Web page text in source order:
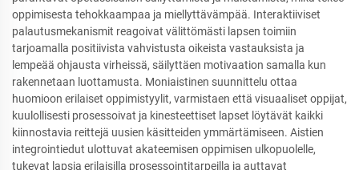
oppimisesta tehokkaampaa ja miellyttävämpää. Interaktiiviset
palautusmekanismit reagoivat välittömästi lapsen toimiin
tarjoamalla positiivista vahvistusta oikeista vastauksista ja
lempeää ohjausta virheissä, säilyttäen motivaation samalla kun
rakennetaan luottamusta. Moniaistinen suunnittelu ottaa
huomioon erilaiset oppimistyylit, varmistaen että visuaaliset oppijat,
kuulollisesti prosessoivat ja kinesteettiset lapset löytävät kaikki
kiinnostavia reittejä uusien käsitteiden ymmärtämiseen. Aistien
integrointiedut ulottuvat akateemisen oppimisen ulkopuolelle,
tukevat lapsia erilaisilla prosessointitarpeilla ja auttavat